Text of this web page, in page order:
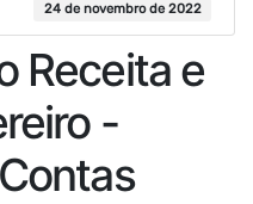
24 de novembro de 2022
Receita e
-